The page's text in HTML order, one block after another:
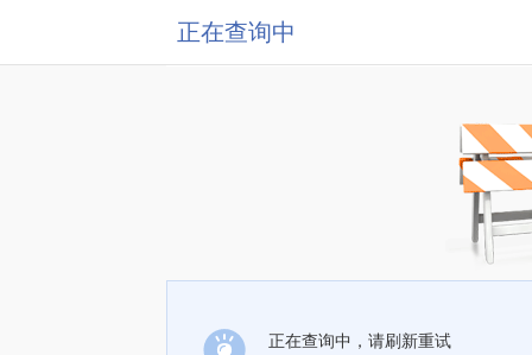
正在查询中
正在查询中，请刷新重试